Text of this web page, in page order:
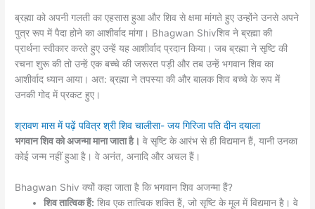
ब्रह्मा को अपनी गलती का एहसास हुआ और शिव से क्षमा मांगते हुए उन्होंने उनसे अपने
पुत्र रूप में पैदा होने का आशीर्वाद मांगा। Bhagwan Shivशिव ने ब्रह्मा की
प्रार्थना स्वीकार करते हुए उन्हें यह आशीर्वाद प्रदान किया। जब ब्रह्मा ने सृष्टि की
रचना शुरू की तो उन्हें एक बच्चे की जरूरत पड़ी और तब उन्हें भगवान शिव का
आशीर्वाद ध्यान आया। अत: ब्रह्मा ने तपस्या की और बालक शिव बच्चे के रूप में
उनकी गोद में प्रकट हुए।
श्रावण मास में पढ़ें पवित्र श्री शिव चालीसा- जय गिरिजा पति दीन दयाला
भगवान शिव को अजन्मा माना जाता है। वे सृष्टि के आरंभ से ही विद्यमान हैं, यानी उनका
कोई जन्म नहीं हुआ है। वे अनंत, अनादि और अचल हैं।
Bhagwan Shiv क्यों कहा जाता है कि भगवान शिव अजन्मा हैं?
शिव तात्विक हैं: शिव एक तात्विक शक्ति हैं, जो सृष्टि के मूल में विद्यमान है। वे